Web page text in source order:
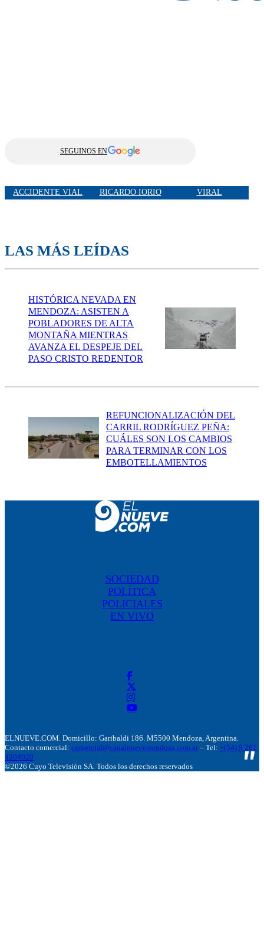
SEGUINOS EN
ACCIDENTE VIAL RICARDO IORIO VIRAL
LAS MÁS LEÍDAS
HISTÓRICA NEVADA EN
MENDOZA: ASISTEN A
POBLADORES DE ALTA
MONTAÑA MIENTRAS
AVANZA EL DESPEJE DEL
PASO CRISTO REDENTOR
REFUNCIONALIZACIÓN DEL
CARRIL RODRÍGUEZ PEÑA:
CUÁLES SON LOS CAMBIOS
PARA TERMINAR CON LOS
EMBOTELLAMIENTOS
SOCIEDAD
POLÍTICA
POLICIALES
EN VIVO
ELNUEVE.COM. Domicillo: Garibaldi 186. M5500 Mendoza, Argentina.
Contacto comercial: comercial@canalnuevemendoza.com.ar – Tel: +(54) 9 261
4204020
©2026 Cuyo Televisión SA. Todos los derechos reservados